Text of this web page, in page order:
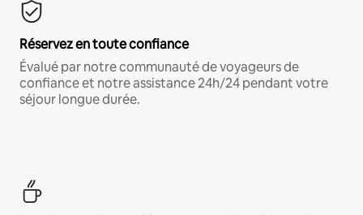
Réservez en toute confiance
Évalué par notre communauté de voyageurs de
confiance et notre assistance 24h/24 pendant votre
séjour longue durée.